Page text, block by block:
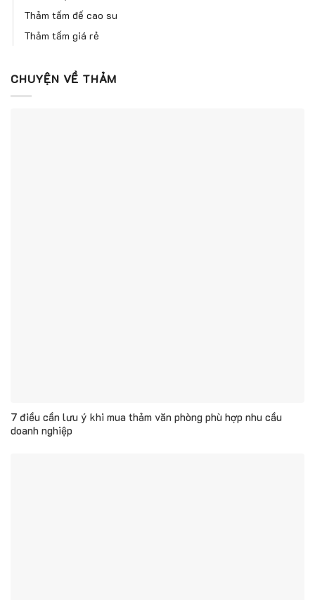
Thảm tấm đế cao su
Thảm tấm giá rẻ
CHUYỆN VỀ THẢM
7 điều cần lưu ý khi mua thảm văn phòng phù hợp nhu cầu
doanh nghiệp